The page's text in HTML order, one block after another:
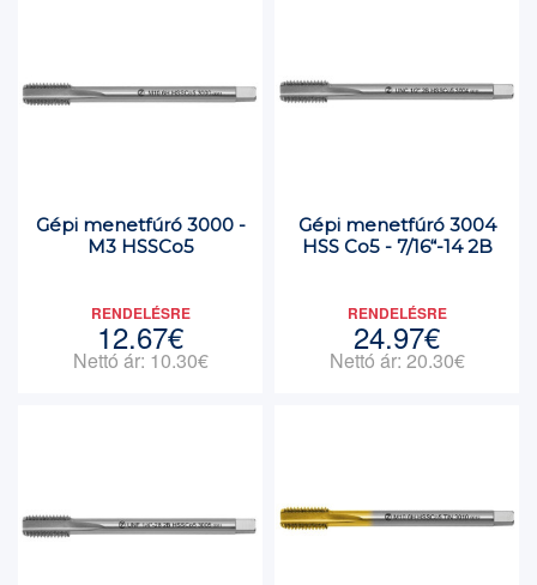
Gépi menetfúró 3000 -
M3 HSSCo5
RENDELÉSRE
12.67€
Nettó ár: 10.30€
Gépi menetfúró 3004
HSS Co5 - 7/16“-14 2B
RENDELÉSRE
24.97€
Nettó ár: 20.30€